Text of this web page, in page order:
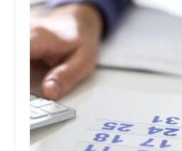
Fale conosco